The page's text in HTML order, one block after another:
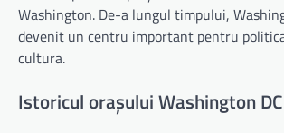
Washington. De-a lungul timpului,
devenit un centru important pentru
cultura.
Istoricul orașului Washington DC